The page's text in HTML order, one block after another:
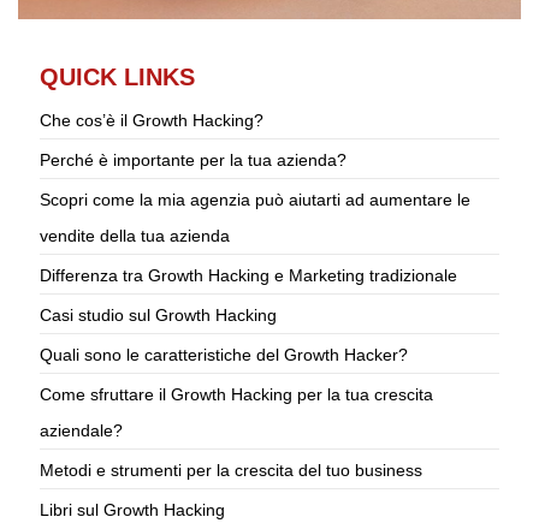
QUICK LINKS
Che cos’è il Growth Hacking?
Perché è importante per la tua azienda?
Scopri come la mia agenzia può aiutarti ad aumentare le
vendite della tua azienda
Differenza tra Growth Hacking e Marketing tradizionale
Casi studio sul Growth Hacking
Quali sono le caratteristiche del Growth Hacker?
Come sfruttare il Growth Hacking per la tua crescita
aziendale?
Metodi e strumenti per la crescita del tuo business
Libri sul Growth Hacking